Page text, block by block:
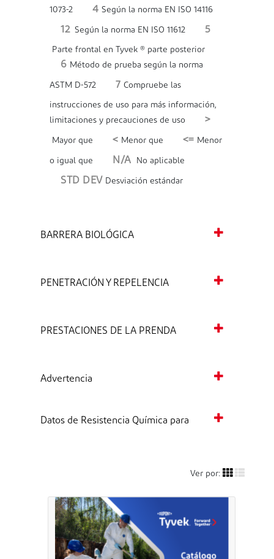
1073-2 4 Según la norma EN ISO 14116
12Según la norma EN ISO 11612 5
Parte frontal en Tyvek ® parte posterior
6 Método de prueba según la norma
ASTM D-572 7 Compruebe las
instrucciones de uso para más información,
limitaciones y precauciones de uso
>
Mayor que < Menor que <= Menor
o igual que N/A No aplicable
STD DEV Desviación estándar
BARRERA BIOLÓGICA
PENETRACIÓN Y REPELENCIA
PRESTACIONES DE LA PRENDA
Advertencia
Datos de Resistencia Química para
Ver por: